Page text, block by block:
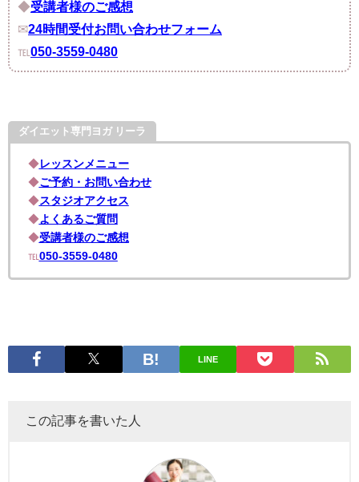
◆受講者様のご感想
✉︎24時間受付お問い合わせフォーム
℡050-3559-0480
ダイエット専門ヨガ リーラ
◆ レッスンメニュー
◆ご予約・お問い合わせ
◆ スタジオアクセス
◆ よくあるご質問
◆受講者様のご感想
℡ 050-3559-0480
LINE
この記事を書いた人